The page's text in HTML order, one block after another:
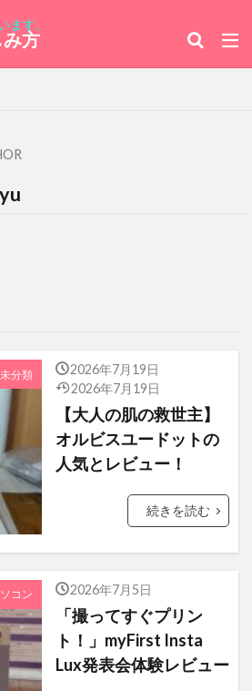
ます。
方
来のミライ」
セルビア
ドラマ
GMOポイント
ろこどる】やってみた。
ィック
フラワー
クックパッド
24時間テレビ
ニカラグア
天気の子
無観客ライブ
大使館
代々木公園
光回線
当選
和国
Z.com WP
未分類
2026年7月19日
2026年7月19日
【大人の肌の救世主】
オルビスユードットの
人気とレビュー！
続きを読む
コン 2026年7月5日
「撮ってすぐプリン
ト！」myFirst Insta
Lux発表会体験レビュー